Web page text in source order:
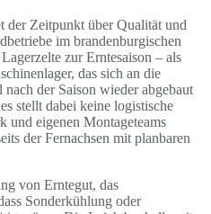
der Zeitpunkt über Qualität und
im brandenburgischen
zur Erntesaison – als
das sich an die
nach der Saison wieder abgebaut
stellt dabei keine logistische
und eigenen Montageteams
der Fernachsen mit planbaren
von Erntegut, das
Sonderkühlung oder